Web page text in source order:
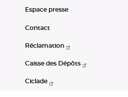
Espace presse
Contact
Réclamation
Caisse des Dépôts
Ciclade